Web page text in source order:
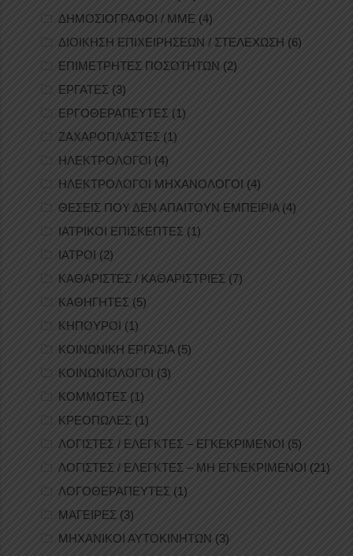
ΔΗΜΟΣΙΟΓΡΑΦΟΙ / ΜΜΕ (4)
ΔΙΟΙΚΗΣΗ ΕΠΙΧΕΙΡΗΣΕΩΝ / ΣΤΕΛΕΧΩΣΗ (6)
ΕΠΙΜΕΤΡΗΤΕΣ ΠΟΣΟΤΗΤΩΝ (2)
ΕΡΓΑΤΕΣ (3)
ΕΡΓΟΘΕΡΑΠΕΥΤΕΣ (1)
ΖΑΧΑΡΟΠΛΑΣΤΕΣ (1)
ΗΛΕΚΤΡΟΛΟΓΟΙ (4)
ΗΛΕΚΤΡΟΛΟΓΟΙ ΜΗΧΑΝΟΛΟΓΟΙ (4)
ΘΕΣΕΙΣ ΠΟΥ ΔΕΝ ΑΠΑΙΤΟΥΝ ΕΜΠΕΙΡΙΑ (4)
ΙΑΤΡΙΚΟΙ ΕΠΙΣΚΕΠΤΕΣ (1)
ΙΑΤΡΟΙ (2)
ΚΑΘΑΡΙΣΤΕΣ / ΚΑΘΑΡΙΣΤΡΙΕΣ (7)
ΚΑΘΗΓΗΤΕΣ (5)
ΚΗΠΟΥΡΟΙ (1)
ΚΟΙΝΩΝΙΚΗ ΕΡΓΑΣΙΑ(5)
ΚΟΙΝΩΝΙΟΛΟΓΟΙ (3)
ΚΟΜΜΩΤΕΣ (1)
ΚΡΕΟΠΩΛΕΣ (1)
ΛΟΓΙΣΤΕΣ / ΕΛΕΓΚΤΕΣ – ΕΓΚΕΚΡΙΜΕΝΟΙ (5)
ΛΟΓΙΣΤΕΣ / ΕΛΕΓΚΤΕΣ – ΜΗ ΕΓΚΕΚΡΙΜΕΝΟΙ (21)
ΛΟΓΟΘΕΡΑΠΕΥΤΕΣ (1)
ΜΑΓΕΙΡΕΣ (3)
ΜΗΧΑΝΙΚΟΙ ΑΥΤΟΚΙΝΗΤΩΝ (3)